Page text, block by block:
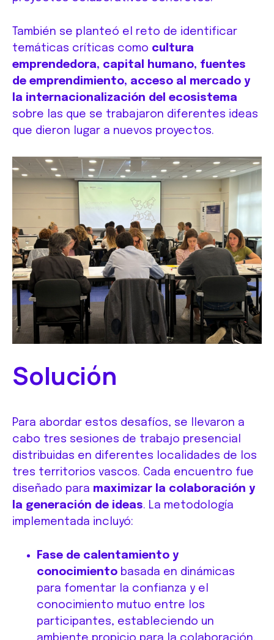
También se planteó el reto de identificar
temáticas críticas como cultura
emprendedora, capital humano, fuentes
de emprendimiento, acceso al mercado y
la internacionalización del ecosistema
sobre las que se trabajaron diferentes ideas
que dieron lugar a nuevos proyectos.
Solución
Para abordar estos desafíos, se llevaron a
cabo tres sesiones de trabajo presencial
distribuidas en diferentes localidades de los
tres territorios vascos. Cada encuentro fue
diseñado para maximizar la colaboración y
la generación de ideas. La metodología
implementada incluyó:
Fase de calentamiento y
conocimiento basada en dinámicas
para fomentar la confianza y el
conocimiento mutuo entre los
participantes, estableciendo un